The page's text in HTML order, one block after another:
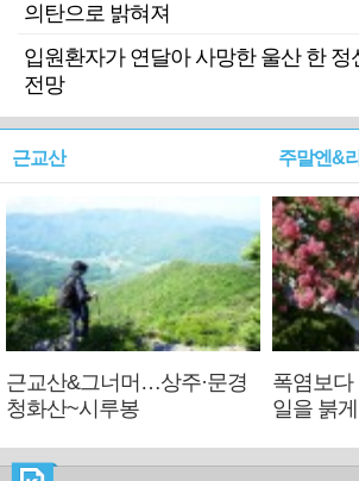
의탄으로 밝혀져
입원환자가 연달아 사망한 울산 한 정
전망
근교산
근교산&그너머…상주·문경
청화산~시루봉
주말엔&
폭염보
일을 붉게